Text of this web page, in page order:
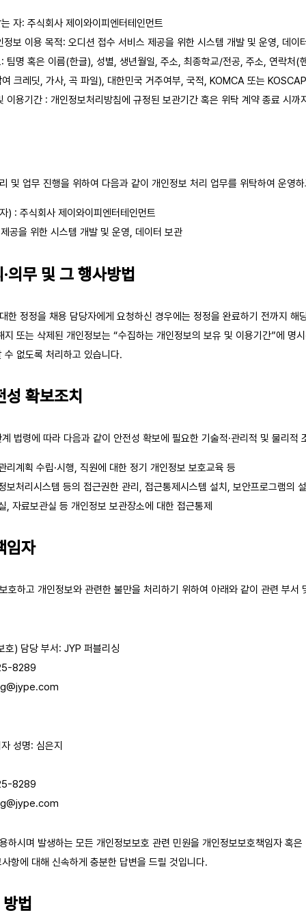
자: 주식회사 제이와이피엔터테인먼트
정보 이용 목적: 오디션 접수 서비스 제공을 위한 시스템 개발 및 운영, 데이
팀명 혹은 이름(한글), 성별, 생년월일, 주소, 최종학교/전공, 주소, 연락처(
크레딧, 가사, 곡 파일), 대한민국 거주여부, 국적, KOMCA 또는
이용기간 : 개인정보처리방침에 규정된 보관기간 혹은 위탁 계약 종료 시까
및 업무 진행을 위하여 다음과 같이 개인정보 처리 업무를 위탁하여 운영
) : 주식회사 제이와이피엔터테인먼트
공을 위한 시스템 개발 및 운영, 데이터 보관
의무 및 그 행사방법
한 정정을 채용 담당자에게 요청하신 경우에는 정정을 완료하기 전까지 해
또는 삭제된 개인정보는 “수집하는 개인정보의 보유 및 이용기간”에 명
없도록 처리하고 있습니다.
확보조치
법령에 따라 다음과 같이 안전성 확보에 필요한 기술적·관리적 및 물리적
리계획 수립·시행, 직원에 대한 정기 개인정보 보호교육 등
보처리시스템 등의 접근권한 관리, 접근통제시스템 설치, 보안프로그램의
, 자료보관실 등 개인정보 보관장소에 대한 접근통제
임자
호하고 개인정보와 관련한 불만을 처리하기 위하여 아래와 같이 관련 부서
호) 담당 부서: JYP 퍼블리싱
8289
성명: 심은지
8289
하시며 발생하는 모든 개인정보보호 관련 민원을 개인정보보호책임자 혹
항에 대해 신속하게 충분한 답변을 드릴 것입니다.
법